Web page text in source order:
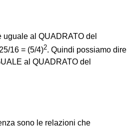
al QUADRATO del
16 = (5/4)2. Quindi possiamo dire
al QUADRATO del
sono le relazioni che